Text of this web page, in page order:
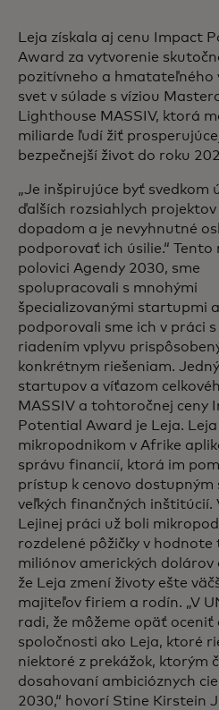
Leja získala aj cenu Impact
Award za vytvorenie
pozitívneho a hmatateľného
svet v súlade s víziou
Lighthouse MASSIV, ktorá
miliarde ľudí žiť
bezpečnejší život do roku
„Je inšpirujúce byť svedkom
ďalších rozsiahlych projektov
dopadom a je nevyhnutné
podporovať ich úsilie.“ Tento
polovici Agendy 2030, sme
spolupracovali s mnohými
špecializovanými startupmi a
podporovali sme ich v práci
riadením vplyvu
konkrétnym riešeniam.
startupov a víťazom
MASSIV a tohtoročnej ceny
Potential Award je Leja.
mikropodnikom v Afrike
správu financií, ktorá im
prístup k cenovo dostupným
veľkých finančných inštitúcií.
Lejinej práci už boli
rozdelené pôžičky v hodnote
miliónov amerických dolárov
že Leja zmení životy ešte
majiteľov firiem a rodín. „V
radi, že môžeme opäť
spoločnosti ako Leja, ktoré
niektoré z prekážok, ktorým
dosahovaní ambicióznych
2030,“ hovorí Stine Kirstein